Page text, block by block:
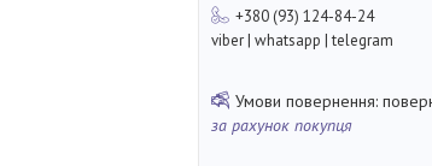
+380 (93) 124-84-24
viber | whatsapp | telegram
за рахунок покупця